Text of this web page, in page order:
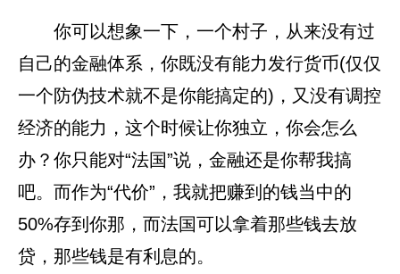
你可以想象一下，一个村子，从来没有过
自己的金融体系，你既没有能力发行货币(仅仅
一个防伪技术就不是你能搞定的)，又没有调控
经济的能力，这个时候让你独立，你会怎么
办？你只能对“法国”说，金融还是你帮我搞
吧。而作为“代价”，我就把赚到的钱当中的
50%存到你那，而法国可以拿着那些钱去放
贷，那些钱是有利息的。